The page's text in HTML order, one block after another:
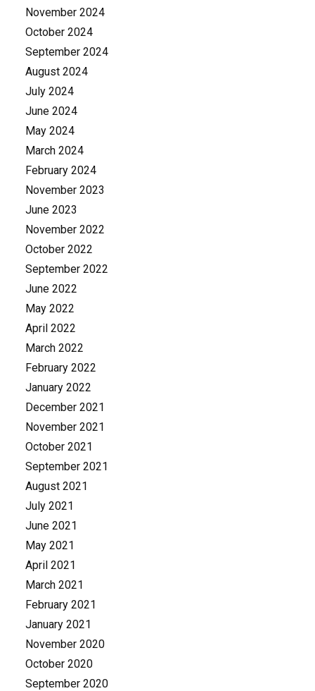
November 2024
October 2024
September 2024
August 2024
July 2024
June 2024
May 2024
March 2024
February 2024
November 2023
June 2023
November 2022
October 2022
September 2022
June 2022
May 2022
April 2022
March 2022
February 2022
January 2022
December 2021
November 2021
October 2021
September 2021
August 2021
July 2021
June 2021
May 2021
April 2021
March 2021
February 2021
January 2021
November 2020
October 2020
September 2020